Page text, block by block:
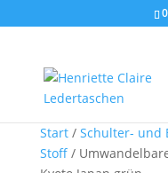
Start/ Schulter- und
Stoff/